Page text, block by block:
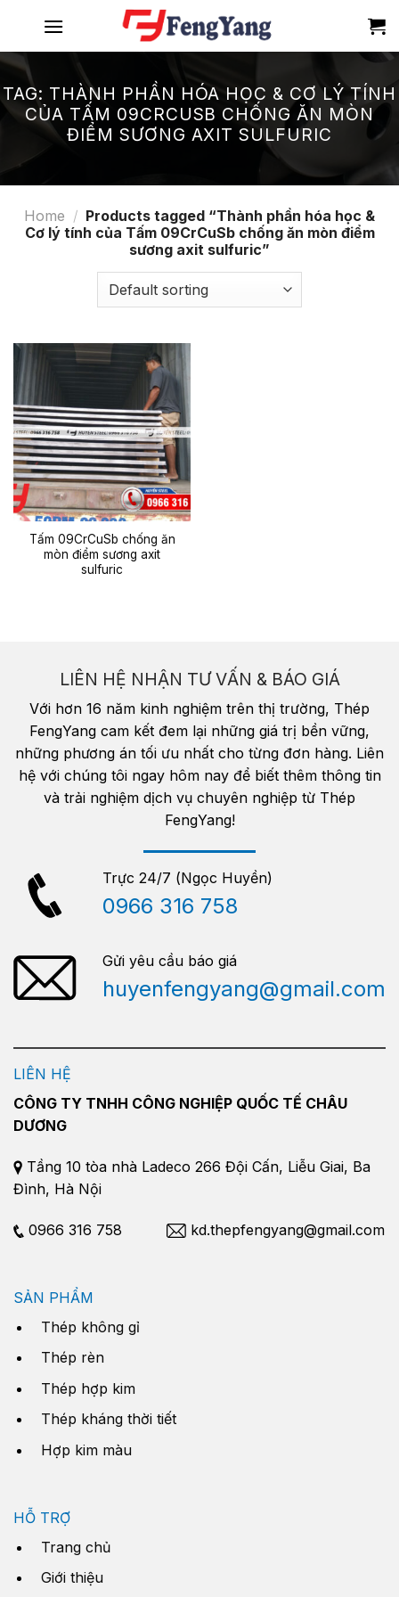
content
TAG: THÀNH PHẦN HÓA HỌC & CƠ LÝ TÍNH
CỦA TẤM 09CRCUSB CHỐNG ĂN MÒN
ĐIỂM SƯƠNG AXIT SULFURIC
Home / Products tagged “Thành phần hóa học &
Cơ lý tính của Tấm 09CrCuSb chống ăn mòn điểm
sương axit sulfuric”
Tấm 09CrCuSb chống ăn
mòn điểm sương axit
sulfuric
LIÊN HỆ NHẬN TƯ VẤN & BÁO GIÁ
Với hơn 16 năm kinh nghiệm trên thị trường, Thép
FengYang cam kết đem lại những giá trị bền vững,
những phương án tối ưu nhất cho từng đơn hàng. Liên
hệ với chúng tôi ngay hôm nay để biết thêm thông tin
và trải nghiệm dịch vụ chuyên nghiệp từ Thép
FengYang!
Trực 24/7 (Ngọc Huyền)
0966 316 758
Gửi yêu cầu báo giá
huyenfengyang@gmail.com
LIÊN HỆ
CÔNG TY TNHH CÔNG NGHIỆP QUỐC TẾ CHÂU
DƯƠNG
Tầng 10 tòa nhà Ladeco 266 Đội Cấn, Liễu Giai, Ba
Đình, Hà Nội
0966 316 758 kd.thepfengyang@gmail.com
SẢN PHẨM
Thép không gỉ
Thép rèn
Thép hợp kim
Thép kháng thời tiết
Hợp kim màu
HỖ TRỢ
Trang chủ
Giới thiệu